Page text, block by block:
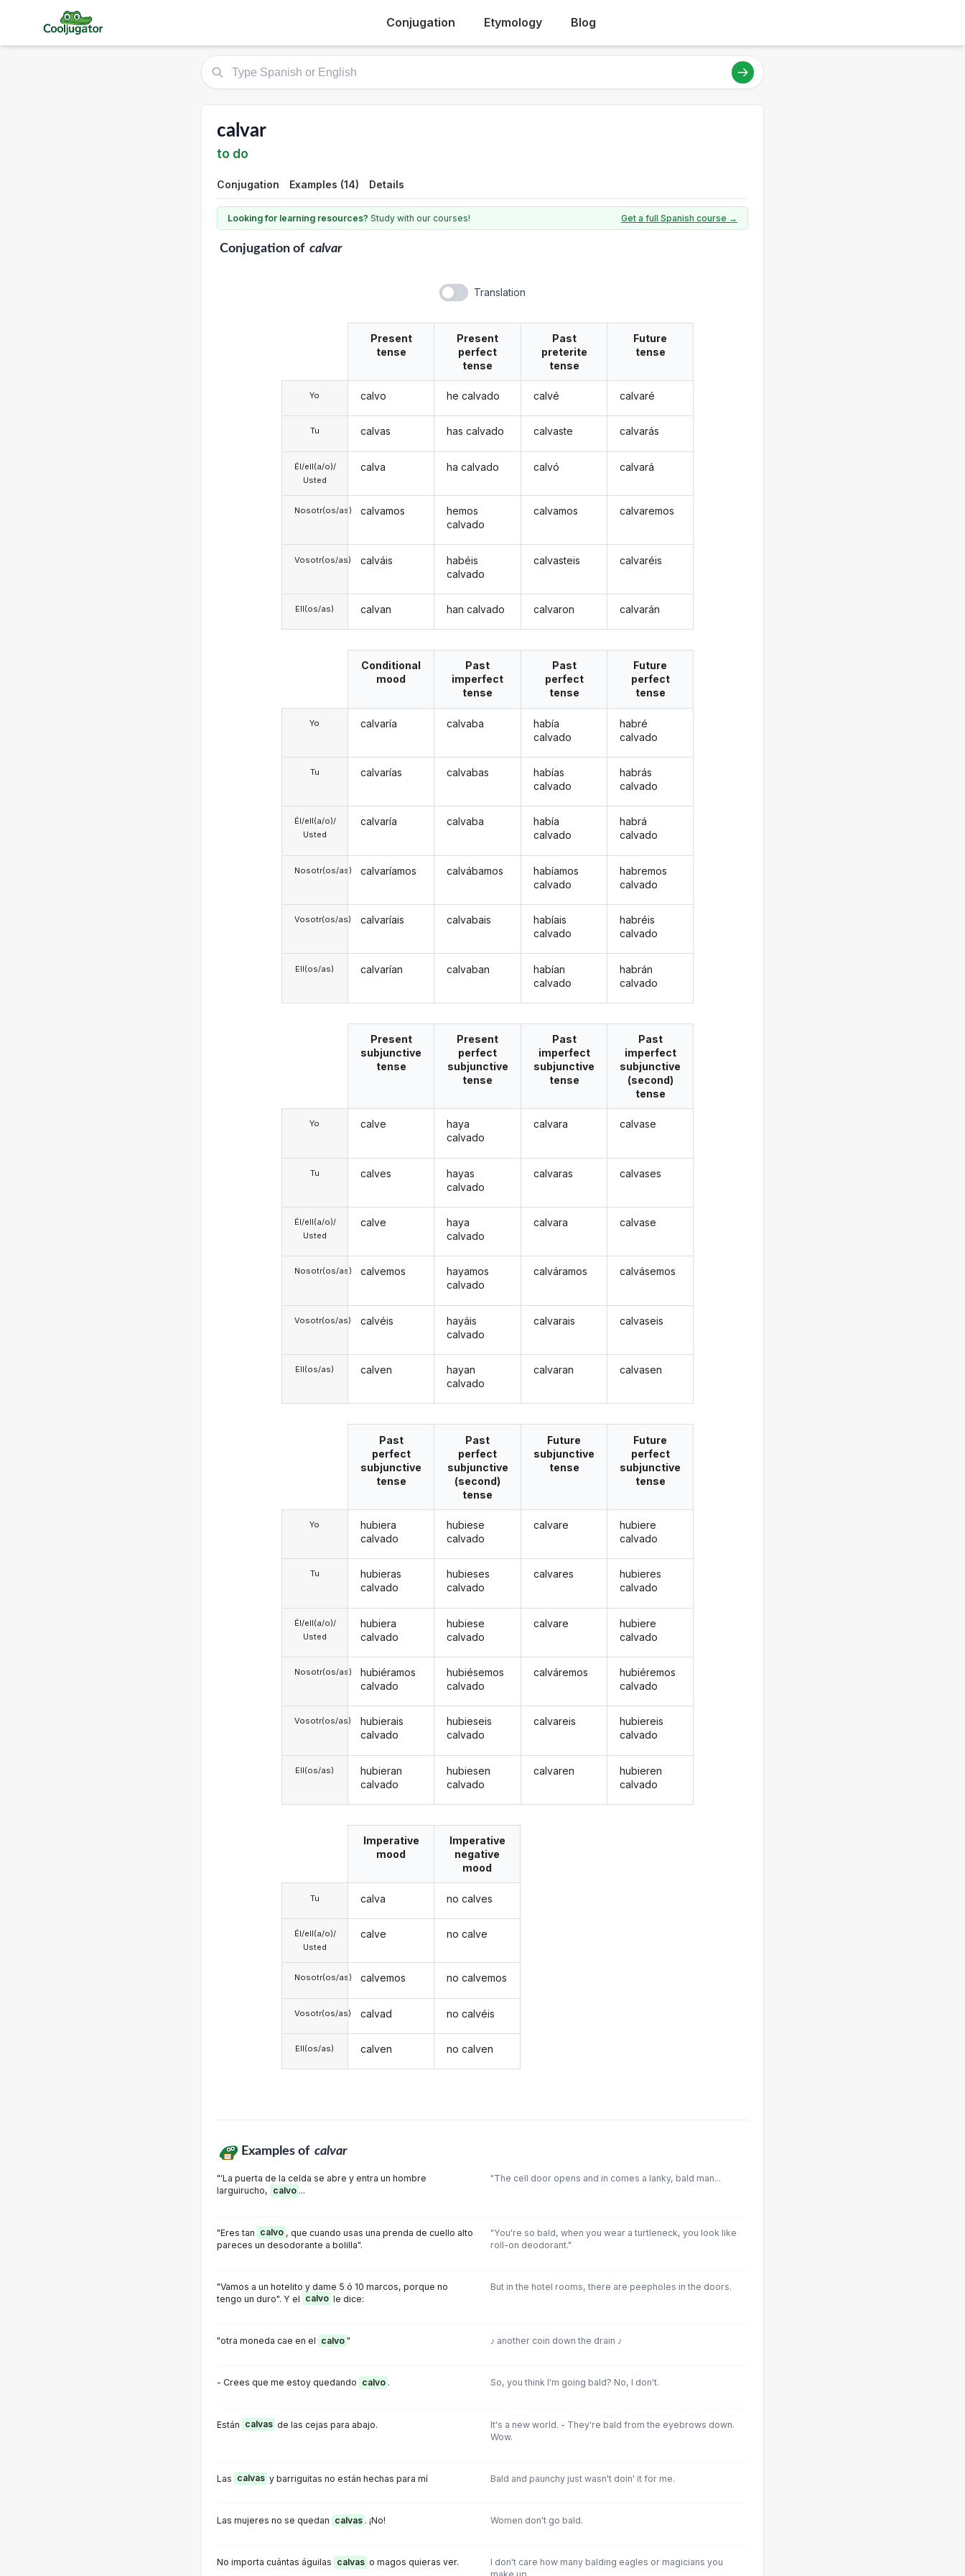
Conjugation Etymology Blog
calvar
to do
Conjugation Examples (14) Details
Looking for learning resources? Study with our courses! Get a full Spanish course →
Conjugationof calvar
Translation
Yo
Tu
Él/ell(a/o)/
Usted
Nosotr(os/as)
Vosotr(os/as)
Ell(os/as)
Present
tense
calvo
calvas
calva
calvamos
calváis
calvan
Present
perfect
tense
he calvado
has calvado
ha calvado
hemos
calvado
habéis
calvado
han calvado
Past
preterite
tense
calvé
calvaste
calvó
calvamos
calvasteis
calvaron
Future
tense
calvaré
calvarás
calvará
calvaremos
calvaréis
calvarán
Yo
Tu
Él/ell(a/o)/
Usted
Nosotr(os/as)
Vosotr(os/as)
Ell(os/as)
Conditional
mood
calvaría
calvarías
calvaría
calvaríamos
calvaríais
calvarían
Past
imperfect
tense
calvaba
calvabas
calvaba
calvábamos
calvabais
calvaban
Past
perfect
tense
había
calvado
habías
calvado
había
calvado
habíamos
calvado
habíais
calvado
habían
calvado
Future
perfect
tense
habré
calvado
habrás
calvado
habrá
calvado
habremos
calvado
habréis
calvado
habrán
calvado
Yo
Tu
Él/ell(a/o)/
Usted
Nosotr(os/as)
Vosotr(os/as)
Ell(os/as)
Present
subjunctive
tense
calve
calves
calve
calvemos
calvéis
calven
Present
perfect
subjunctive
tense
haya
calvado
hayas
calvado
haya
calvado
hayamos
calvado
hayáis
calvado
hayan
calvado
Past
imperfect
subjunctive
tense
calvara
calvaras
calvara
calváramos
calvarais
calvaran
Past
imperfect
subjunctive
(second)
tense
calvase
calvases
calvase
calvásemos
calvaseis
calvasen
Yo
Tu
Él/ell(a/o)/
Usted
Nosotr(os/as)
Vosotr(os/as)
Ell(os/as)
Past
perfect
subjunctive
tense
hubiera
calvado
hubieras
calvado
hubiera
calvado
hubiéramos
calvado
hubierais
calvado
hubieran
calvado
Past
perfect
subjunctive
(second)
tense
hubiese
calvado
hubieses
calvado
hubiese
calvado
hubiésemos
calvado
hubieseis
calvado
hubiesen
calvado
Future
subjunctive
tense
calvare
calvares
calvare
calváremos
calvareis
calvaren
Future
perfect
subjunctive
tense
hubiere
calvado
hubieres
calvado
hubiere
calvado
hubiéremos
calvado
hubiereis
calvado
hubieren
calvado
Tu
Él/ell(a/o)/
Usted
Nosotr(os/as)
Vosotr(os/as)
Ell(os/as)
Imperative
mood
calva
calve
calvemos
calvad
calven
Imperative
negative
mood
no calves
no calve
no calvemos
no calvéis
no calven
Examples of calvar
"'La puerta de la celda se abre y entra un hombre
larguirucho, calvo ...
"The cell door opens and in comes a lanky, bald man...
"Eres tan calvo , que cuando usas una prenda de cuello alto
pareces un desodorante a bolilla".
"You're so bald, when you wear a turtleneck, you look like
roll-on deodorant."
"Vamos a un hotelito y dame 5 ó 10 marcos, porque no
tengo un duro". Y el calvo le dice:
But in the hotel rooms, there are peepholes in the doors.
"otra moneda cae en el calvo " ♪ another coin down the drain ♪
- Crees que me estoy quedando calvo . So, you think I'm going bald? No, I don't.
Están calvas de las cejas para abajo.
It's a new world. - They're bald from the eyebrows down.
Wow.
Las calvas y barriguitas no están hechas para mí Bald and paunchy just wasn't doin' it for me.
Las mujeres no se quedan calvas . ¡No! Women don't go bald.
No importa cuántas águilas calvas o magos quieras ver.
I don't care how many balding eagles or magicians you